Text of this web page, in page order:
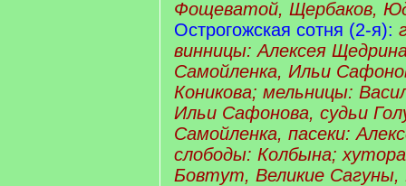
Фощеватой, Щербаков,
Острогожская сотня (2-я):
винницы: Алексея
Самойленка, Ильи
Коникова; мельницы:
Ильи Сафонова, судьи
Самойленка, пасеки:
слободы: Колбына;
Бовтут, Великие